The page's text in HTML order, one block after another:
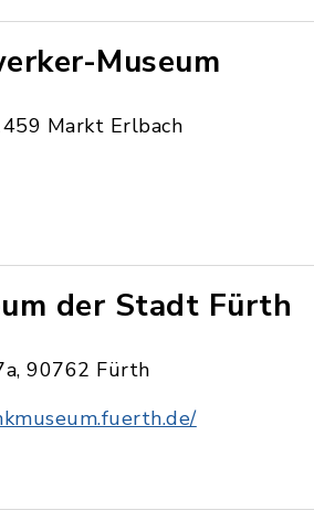
Museum
Markt Erlbach
der Stadt Fürth
90762 Fürth